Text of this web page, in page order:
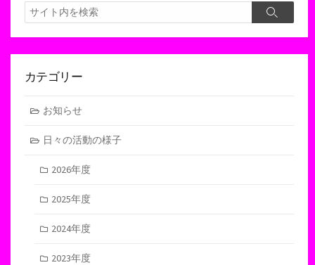
検
索
検
カテゴリー
お知らせ
日々の活動の様子
2026年度
2025年度
2024年度
2023年度